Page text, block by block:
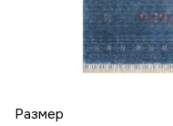
Размер